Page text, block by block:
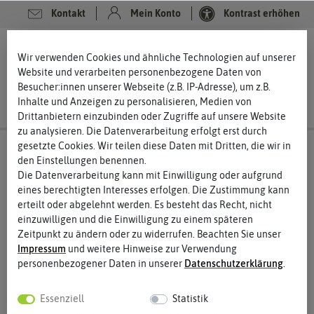
Kontakt Mein Konto Kontrast erhöhen
Wir verwenden Cookies und ähnliche Technologien auf unserer
Website und verarbeiten personenbezogene Daten von
Besucher:innen unserer Webseite (z.B. IP-Adresse), um z.B.
Inhalte und Anzeigen zu personalisieren, Medien von
Drittanbietern einzubinden oder Zugriffe auf unsere Website
zu analysieren. Die Datenverarbeitung erfolgt erst durch
gesetzte Cookies. Wir teilen diese Daten mit Dritten, die wir in
den Einstellungen benennen.
Die Datenverarbeitung kann mit Einwilligung oder aufgrund
eines berechtigten Interesses erfolgen. Die Zustimmung kann
erteilt oder abgelehnt werden. Es besteht das Recht, nicht
einzuwilligen und die Einwilligung zu einem späteren
Zeitpunkt zu ändern oder zu widerrufen. Beachten Sie unser
Impressum und weitere Hinweise zur Verwendung
personenbezogener Daten in unserer Daten­schutz­erklärung.
Essenziell Statistik